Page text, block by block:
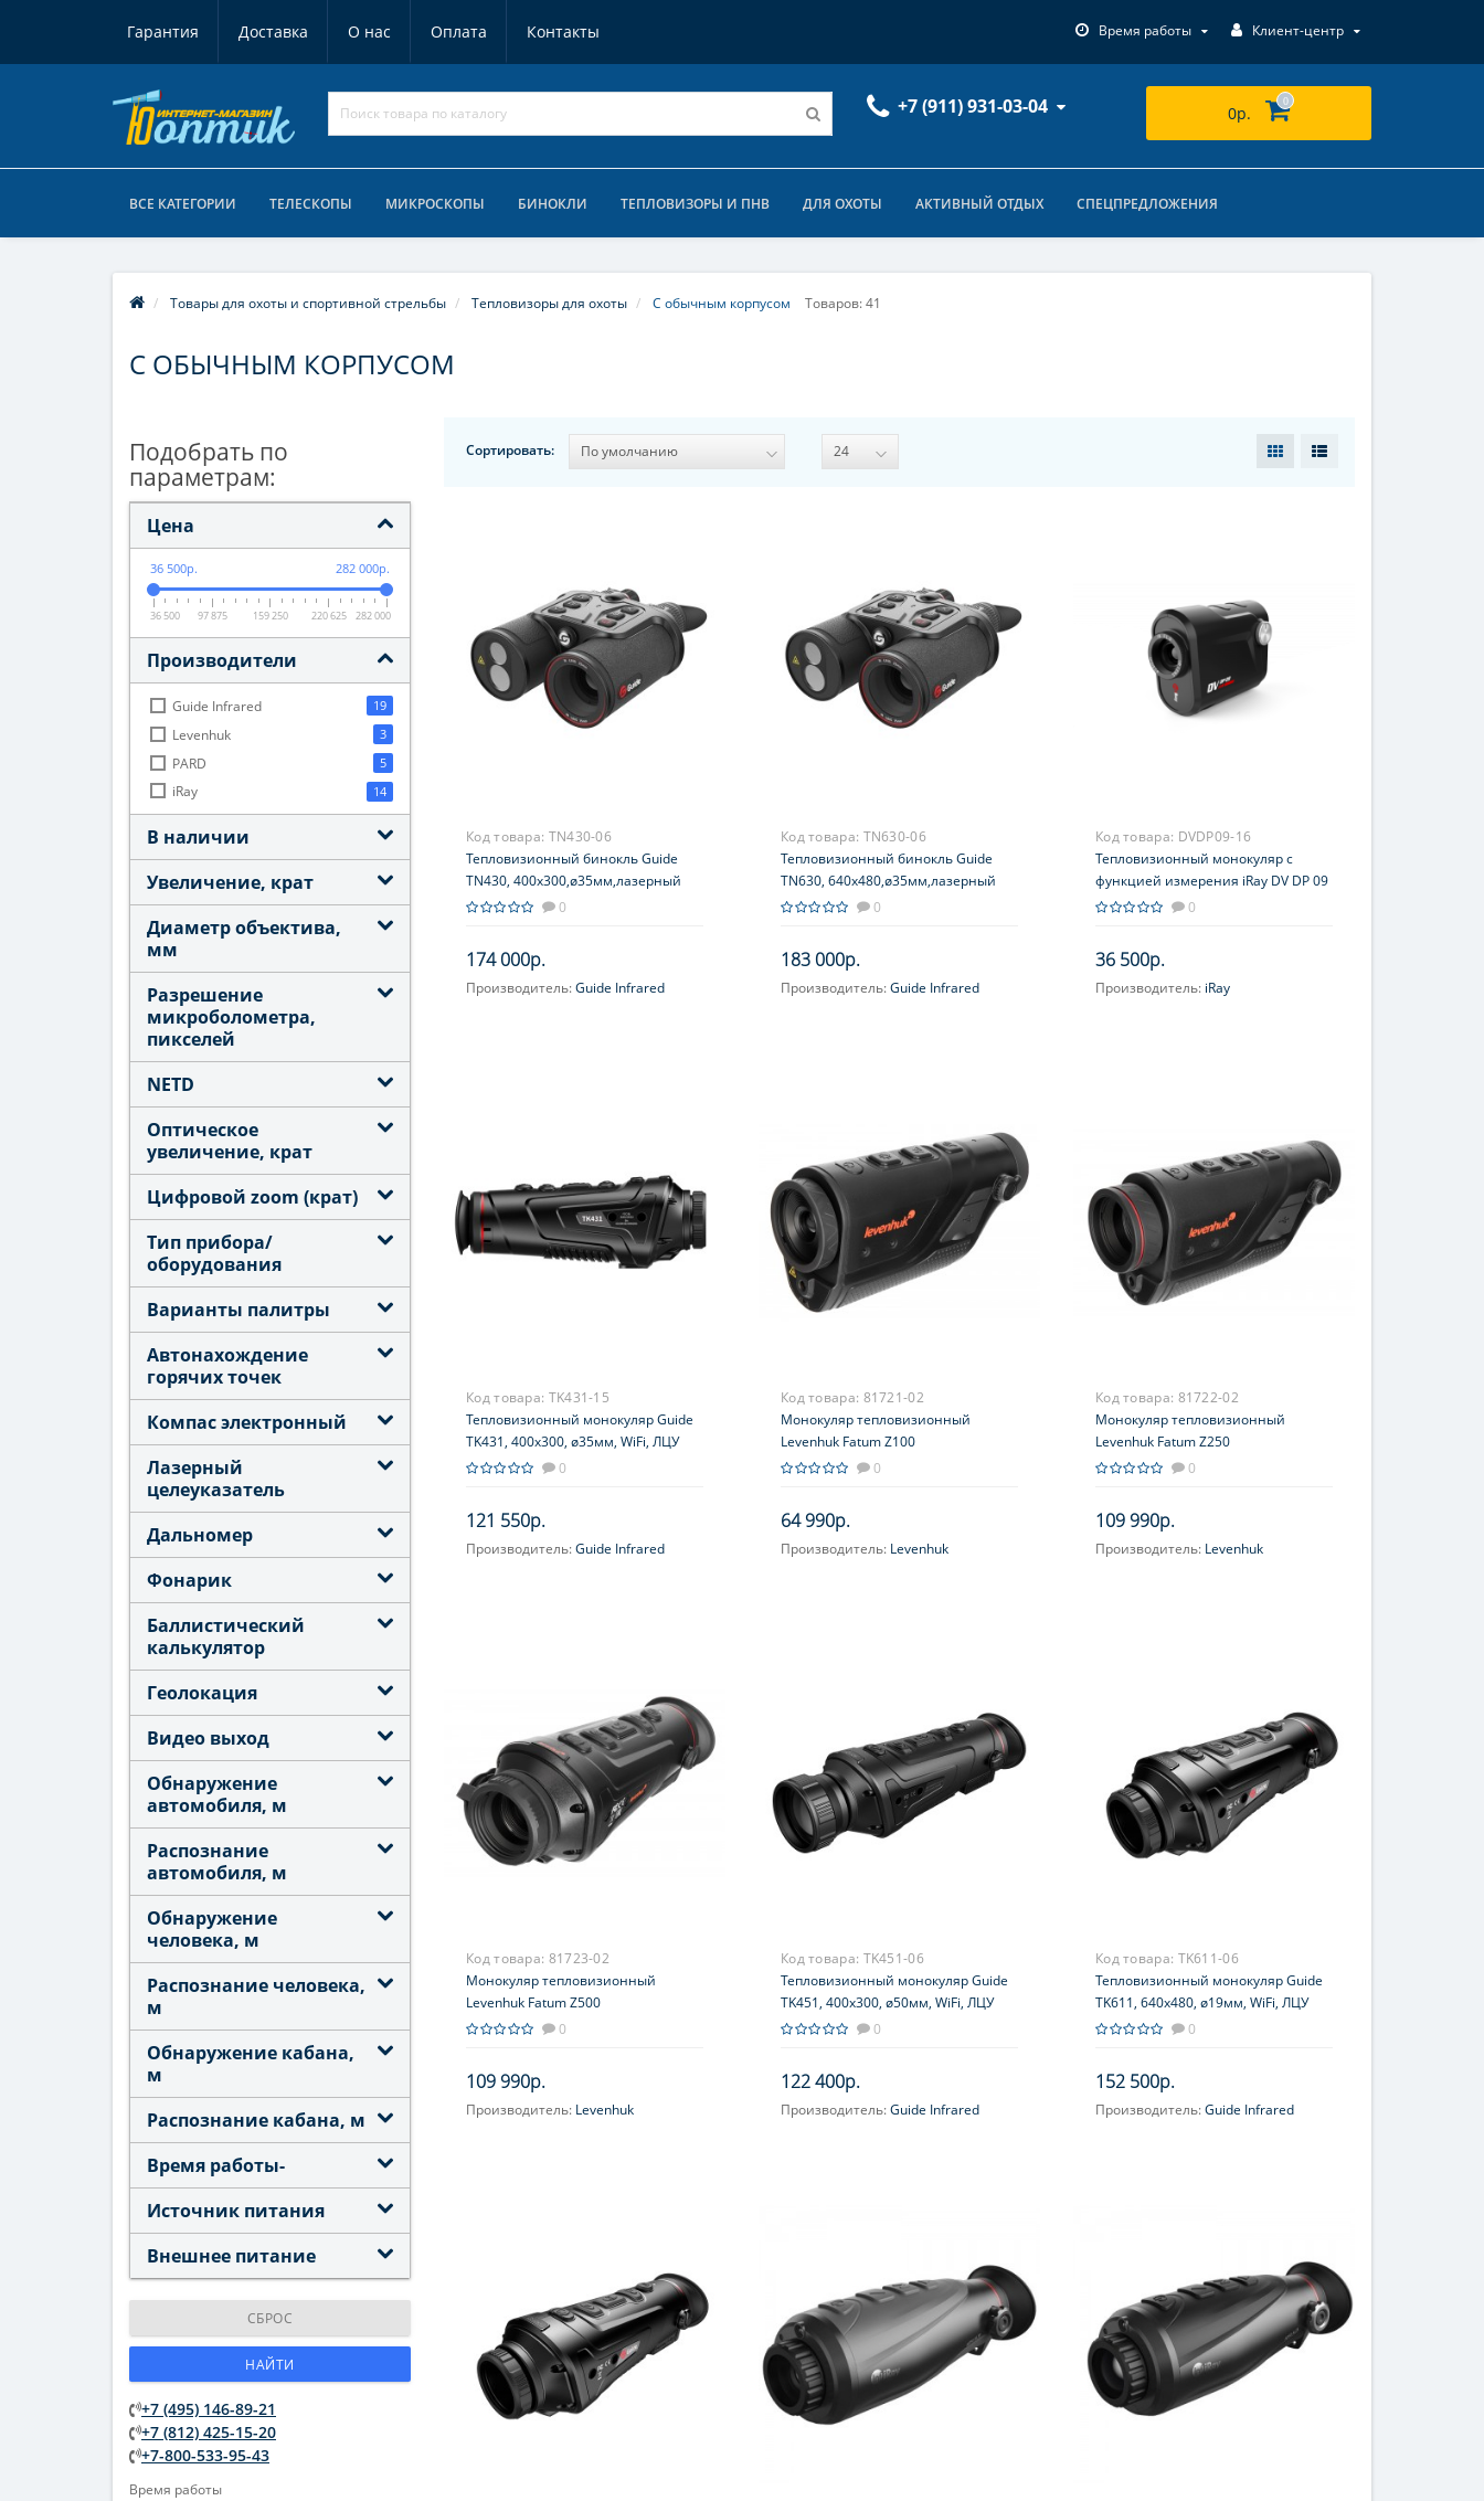
Гарантия Доставка О нас Оплата Контакты Время работы Клиент-центр
+7 (911) 931-03-04 0р.
0
ВСЕ КАТЕГОРИИ ТЕЛЕСКОПЫ МИКРОСКОПЫ БИНОКЛИ ТЕПЛОВИЗОРЫ И ПНВ ДЛЯ ОХОТЫ АКТИВНЫЙ ОТДЫХ СПЕЦПРЕДЛОЖЕНИЯ
Товары для охоты и спортивной стрельбы Тепловизоры для охоты С обычным корпусом Товаров: 41
С ОБЫЧНЫМ КОРПУСОМ
Подобрать по
параметрам:
Цена
36 500р. 282 000р.
36 500 97 875 159 250 220 625 282 000
Производители
Guide Infrared 19
Levenhuk 3
PARD 5
iRay 14
В наличии
Увеличение, крат
Диаметр объектива,
мм
Разрешение
микроболометра,
пикселей
NETD
Оптическое
увеличение, крат
Цифровой zoom (крат)
Тип прибора/
оборудования
Варианты палитры
Автонахождение
горячих точек
Компас электронный
Лазерный
целеуказатель
Дальномер
Фонарик
Баллистический
калькулятор
Геолокация
Видео выход
Обнаружение
автомобиля, м
Распознание
автомобиля, м
Обнаружение
человека, м
Распознание человека,
м
Обнаружение кабана,
м
Распознание кабана, м
Время работы-
Источник питания
Внешнее питание
СБРОС
НАЙТИ
+7 (495) 146-89-21
+7 (812) 425-15-20
+7-800-533-95-43
Время работы
Сортировать:
Код товара: TN430-06
Тепловизионный бинокль Guide
TN430, 400х300,ø35мм,лазерный
дальномер
0
174 000р.
Производитель:Guide Infrared
Код товара: TN630-06
Тепловизионный бинокль Guide
TN630, 640х480,ø35мм,лазерный
дальномер
0
183 000р.
Производитель:Guide Infrared
Код товара: DVDP09-16
Тепловизионный монокуляр с
функцией измерения iRay DV DP 09
0
36 500р.
Производитель: iRay
Код товара: TK431-15
Тепловизионный монокуляр Guide
TK431, 400х300, ø35мм, WiFi, ЛЦУ
0
121 550р.
Производитель:Guide Infrared
Код товара: 81721-02
Монокуляр тепловизионный
Levenhuk Fatum Z100
0
64 990р.
Производитель: Levenhuk
Код товара: 81722-02
Монокуляр тепловизионный
Levenhuk Fatum Z250
0
109 990р.
Производитель: Levenhuk
Код товара: 81723-02
Монокуляр тепловизионный
Levenhuk Fatum Z500
0
109 990р.
Производитель: Levenhuk
Код товара: TK451-06
Тепловизионный монокуляр Guide
TK451, 400х300, ø50мм, WiFi, ЛЦУ
0
122 400р.
Производитель:Guide Infrared
Код товара: TK611-06
Тепловизионный монокуляр Guide
TK611, 640х480, ø19мм, WiFi, ЛЦУ
0
152 500р.
Производитель:Guide Infrared